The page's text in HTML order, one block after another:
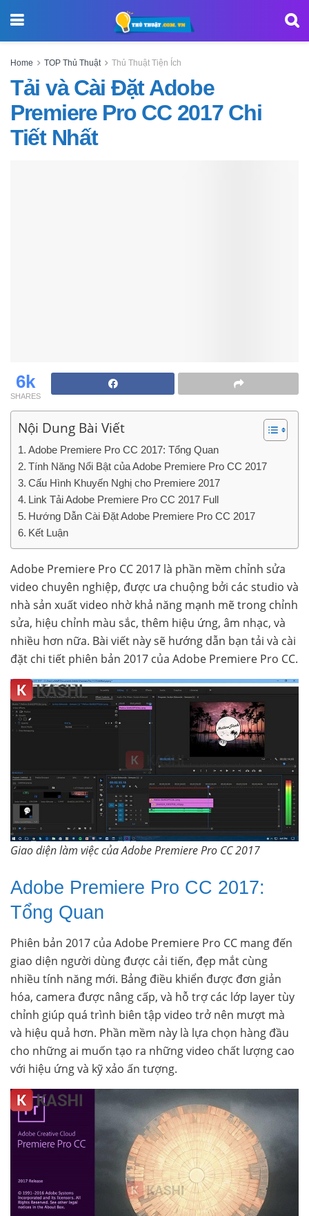
Home TOP Thủ Thuật Thủ Thuật Tiện Ích
Tải và Cài Đặt Adobe
Premiere Pro CC 2017 Chi
Tiết Nhất
6k
SHARES
Nội Dung Bài Viết
Adobe Premiere Pro CC 2017: Tổng Quan
Tính Năng Nổi Bật của Adobe Premiere Pro CC 2017
Cấu Hình Khuyến Nghị cho Premiere 2017
Link Tải Adobe Premiere Pro CC 2017 Full
Hướng Dẫn Cài Đặt Adobe Premiere Pro CC 2017
Kết Luận
Adobe Premiere Pro CC 2017 là phần mềm chỉnh sửa
video chuyên nghiệp, được ưa chuộng bởi các studio và
nhà sản xuất video nhờ khả năng mạnh mẽ trong chỉnh
sửa, hiệu chỉnh màu sắc, thêm hiệu ứng, âm nhạc, và
nhiều hơn nữa. Bài viết này sẽ hướng dẫn bạn tải và cài
đặt chi tiết phiên bản 2017 của Adobe Premiere Pro CC.
Giao diện làm việc của Adobe Premiere Pro CC 2017
Adobe Premiere Pro CC 2017:
Tổng Quan
Phiên bản 2017 của Adobe Premiere Pro CC mang đến
giao diện người dùng được cải tiến, đẹp mắt cùng
nhiều tính năng mới. Bảng điều khiển được đơn giản
hóa, camera được nâng cấp, và hỗ trợ các lớp layer tùy
chỉnh giúp quá trình biên tập video trở nên mượt mà
và hiệu quả hơn. Phần mềm này là lựa chọn hàng đầu
cho những ai muốn tạo ra những video chất lượng cao
với hiệu ứng và kỹ xảo ấn tượng.